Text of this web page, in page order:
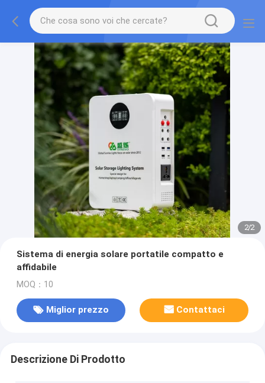
2/2
Sistema di energia solare portatile compatto e
affidabile
MOQ：10
Miglior prezzo Contattaci
Descrizione Di Prodotto